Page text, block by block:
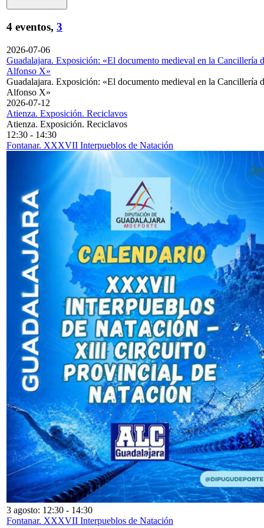
4 eventos, 3
2026-07-06
Guadalajara. Exposición: «El documento medieval en la Cancillería
Alfonso X»
Guadalajara. Exposición: «El documento medieval en la Cancillería
Alfonso X»
2026-07-12
Atienza. Exposición. Reciclavos
Atienza. Exposición. Reciclavos
12:30 - 14:30
Fontanar. XXXVII Interpueblos de Natación
3 agosto: 12:30 - 14:30
Fontanar. XXXVII Interpueblos de Natación